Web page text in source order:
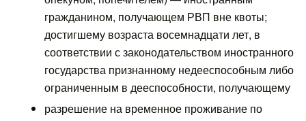
гражданином, получающем РВП вне квоты;
достигшему возраста восемнадцати лет, в
соответствии с законодательством иностранного
государства признанному недееспособным либо
ограниченным в дееспособности, получающему
разрешение на временное проживание по